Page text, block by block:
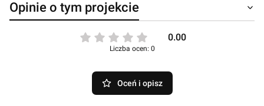
Opinie o tym projekcie
0.00
Liczba ocen: 0
Oceń i opisz